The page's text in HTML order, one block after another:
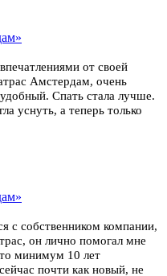
от своей
Амстердам, очень
Спать стала лучше.
уснуть, а теперь только
с собственником компании,
он лично помогал мне
минимум 10 лет
почти как новый, не